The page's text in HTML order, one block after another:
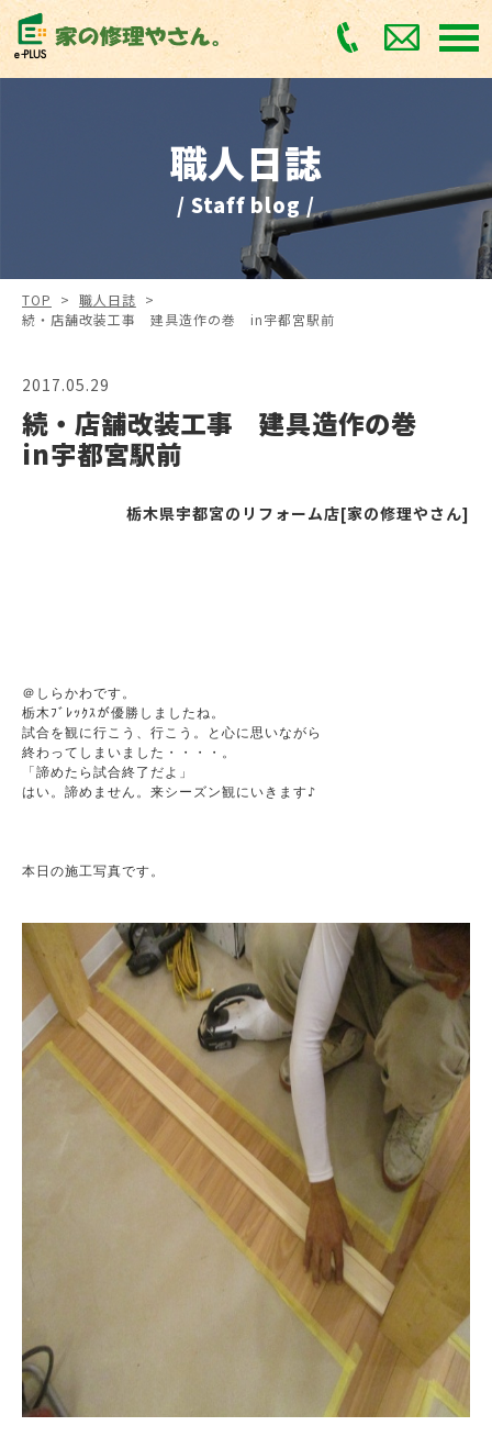
職人日誌
/ Staff blog /
TOP > 職人日誌 >
続・店舗改装工事 建具造作の巻 in宇都宮駅前
2017.05.29
続・店舗改装工事 建具造作の巻
in宇都宮駅前
栃木県宇都宮のリフォーム店[家の修理やさん]
＠しらかわです。
栃木ﾌﾞﾚｯｸｽが優勝しましたね。
試合を観に行こう、行こう。と心に思いながら
終わってしまいました・・・・。
「諦めたら試合終了だよ」
はい。諦めません。来シーズン観にいきます♪
本日の施工写真です。